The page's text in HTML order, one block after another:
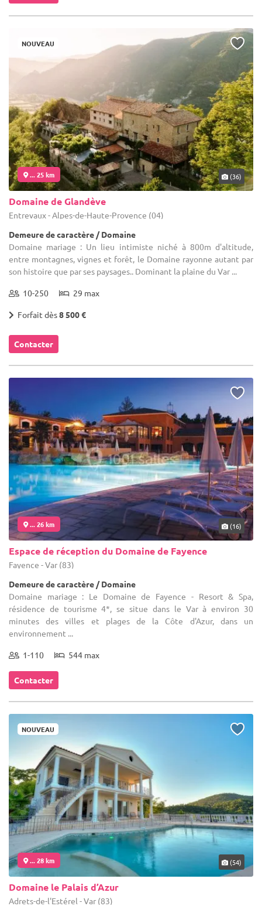
NOUVEAU
... 25 km (36)
Domaine de Glandève
Entrevaux - Alpes-de-Haute-Provence (04)
Demeure de caractère / Domaine
Domaine mariage : Un lieu intimiste niché à 800m d'altitude,
entre montagnes, vignes et forêt, le Domaine rayonne autant par
son histoire que par ses paysages.. Dominant la plaine du Var ...
10-250 29 max
Forfait dès8 500 €
Contacter
... 26 km (16)
Espace de réception du Domaine de Fayence
Fayence - Var (83)
Demeure de caractère / Domaine
Domaine mariage : Le Domaine de Fayence - Resort & Spa,
résidence de tourisme 4*, se situe dans le Var à environ 30
minutes des villes et plages de la Côte d'Azur, dans un
environnement ...
1-110 544 max
Contacter
NOUVEAU
... 28 km (54)
Domaine le Palais d’Azur
Adrets-de-l'Estérel - Var (83)